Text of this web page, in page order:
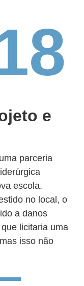
e
parceria
escola.
no local, o
a danos
licitaria uma
isso não